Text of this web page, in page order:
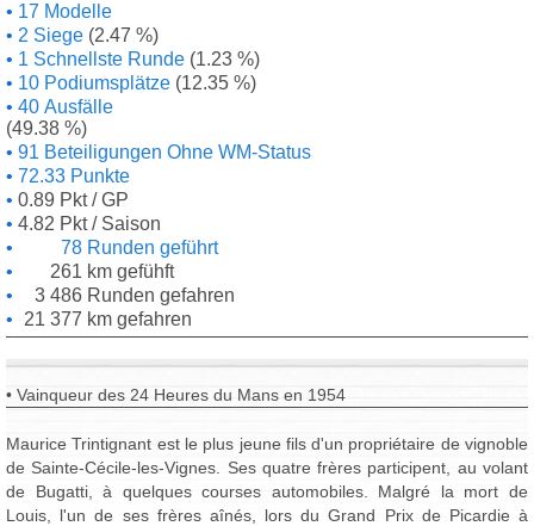
17 Modelle
2 Siege (2.47 %)
1 Schnellste Runde (1.23 %)
10 Podiumsplätze (12.35 %)
40 Ausfälle
(49.38 %)
91 Beteiligungen Ohne WM-Status
72.33 Punkte
0.89 Pkt / GP
4.82 Pkt / Saison
78 Runden geführt
261 km gefühft
3 486 Runden gefahren
21 377 km gefahren
• Vainqueur des 24 Heures du Mans en 1954
Maurice Trintignant est le plus jeune fils d'un propriétaire de vignoble
de Sainte-Cécile-les-Vignes. Ses quatre frères participent, au volant
de Bugatti, à quelques courses automobiles. Malgré la mort de
Louis, l'un de ses frères aînés, lors du Grand Prix de Picardie à